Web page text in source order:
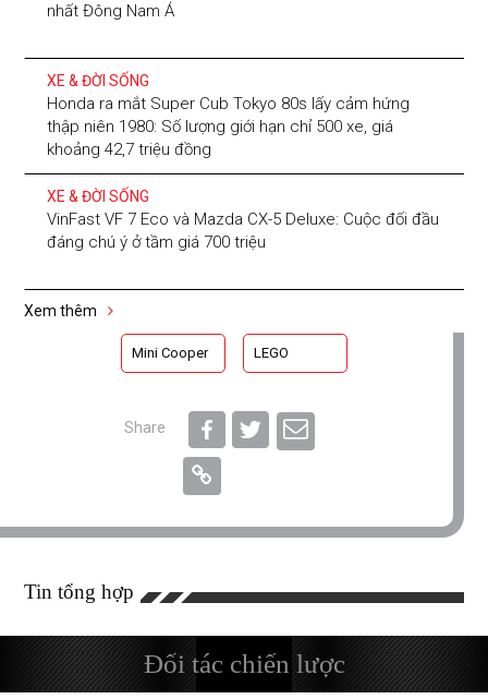
nhất Đông Nam Á
XE & ĐỜI SỐNG
Honda ra mắt Super Cub Tokyo 80s lấy cảm hứng
thập niên 1980: Số lượng giới hạn chỉ 500 xe, giá
khoảng 42,7 triệu đồng
XE & ĐỜI SỐNG
VinFast VF 7 Eco và Mazda CX-5 Deluxe: Cuộc đối đầu
đáng chú ý ở tầm giá 700 triệu
Xem thêm
Mini Cooper LEGO
Share
Tin tổng hợp
Đối tác chiến lược